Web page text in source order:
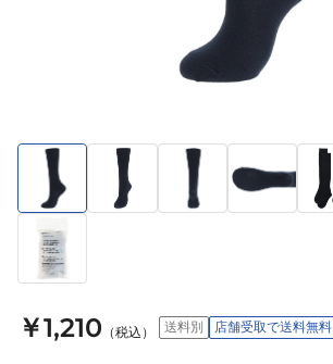
￥1,210 （税込） 送料別 店舗受取で送料無料